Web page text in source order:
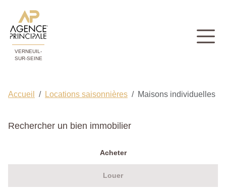
VERNEUIL-
SUR-SEINE
Accueil Locations saisonnières Maisons individuelles
Rechercher un bien immobilier
Acheter
Louer